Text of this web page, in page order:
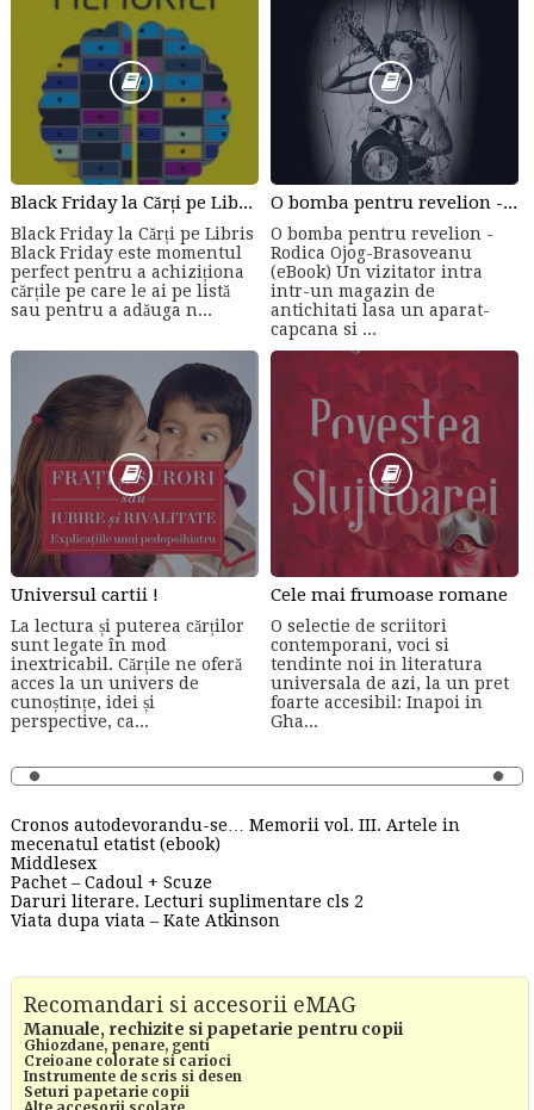
Black Friday la Cărți pe Libris
Black Friday la Cărți pe Libris
Black Friday este momentul
perfect pentru a achiziționa
cărțile pe care le ai pe listă
sau pentru a adăuga n...
O bomba pentru revelion - Rodica Ojog-Brasoveanu (eBook)
O bomba pentru revelion -
Rodica Ojog-Brasoveanu
(eBook) Un vizitator intra
intr-un magazin de
antichitati lasa un aparat-
capcana si ...
Universul cartii !
La lectura și puterea cărților
sunt legate în mod
inextricabil. Cărțile ne oferă
acces la un univers de
cunoștințe, idei și
perspective, ca...
Cele mai frumoase romane
O selectie de scriitori
contemporani, voci si
tendinte noi in literatura
universala de azi, la un pret
foarte accesibil: Inapoi in
Gha...
Cronos autodevorandu-se… Memorii vol. III. Artele in
mecenatul etatist (ebook)
Middlesex
Pachet – Cadoul + Scuze
Daruri literare. Lecturi suplimentare cls 2
Viata dupa viata – Kate Atkinson
Recomandari si accesorii eMAG
Manuale, rechizite si papetarie pentru copii
Ghiozdane, penare, genti
Creioane colorate si carioci
Instrumente de scris si desen
Seturi papetarie copii